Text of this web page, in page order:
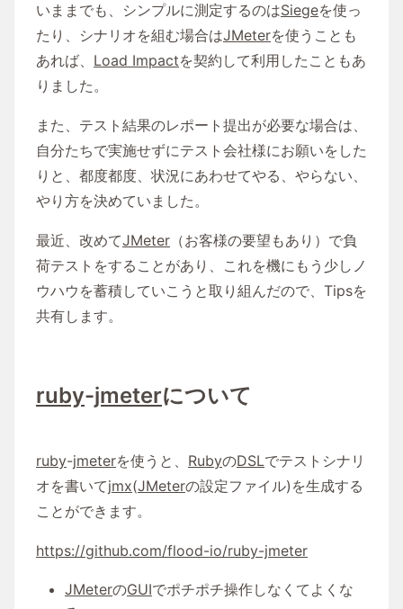
いままでも、シンプルに測定するのはSiegeを使っ
たり、シナリオを組む場合はJMeterを使うことも
あれば、 Load Impactを契約して利用したこともあ
りました。
また、テスト結果のレポート提出が必要な場合は、
自分たちで実施せずにテスト会社様にお願いをした
りと、都度都度、状況にあわせてやる、やらない、
やり方を決めていました。
最近、改めてJMeter （お客様の要望もあり）で負
荷テストをすることがあり、これを機にもう少しノ
ウハウを蓄積していこうと取り組んだので、Tipsを
共有します。
ruby-jmeterについて
ruby-jmeterを使うと、 RubyのDSLでテストシナリ
オを書いてjmx(JMeterの設定ファイル)を生成する
ことができます。
https://github.com/flood-io/ruby-jmeter
JMeterのGUIでポチポチ操作しなくてよくな